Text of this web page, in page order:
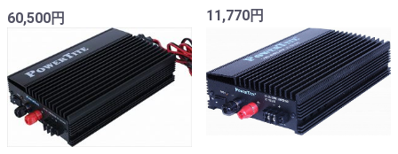
60,500円 11,770円